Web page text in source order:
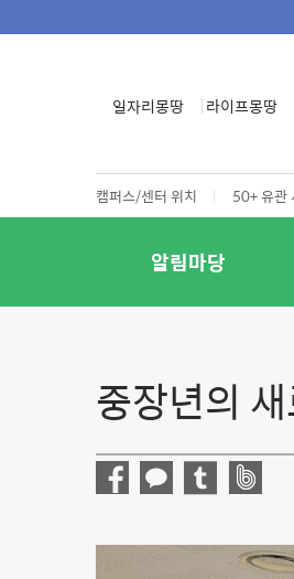
일자리몽땅 라이프몽땅
캠퍼스/센터 위치 | 50+ 유관
알림마당
중장년의